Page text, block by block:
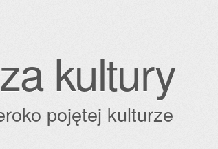
kultury
pojętej kulturze